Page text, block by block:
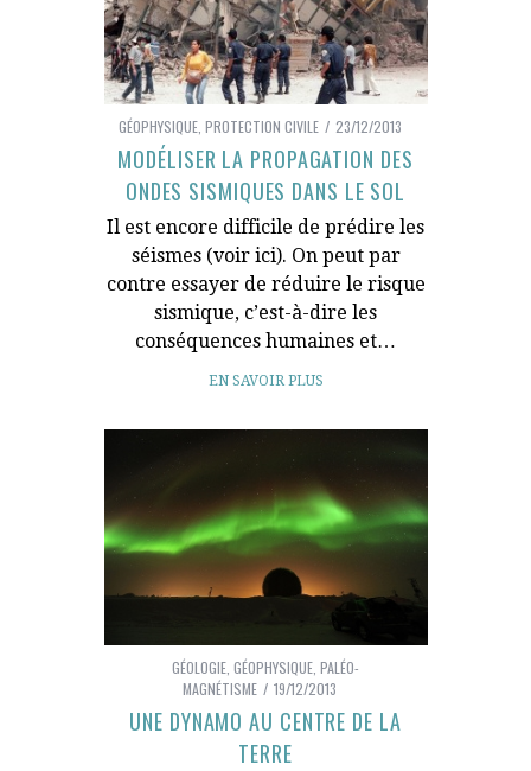
GÉOPHYSIQUE, PROTECTION CIVILE 23/12/2013
MODÉLISER LA PROPAGATION DES
ONDES SISMIQUES DANS LE SOL
Il est encore difficile de prédire les
séismes (voir ici). On peut par
contre essayer de réduire le risque
sismique, c’est-à-dire les
conséquences humaines et…
EN SAVOIR PLUS
GÉOLOGIE GÉOPHYSIQUE PALÉO-
MAGNÉTISME
19/12/2013
UNE DYNAMO AU CENTRE DE LA
TERRE